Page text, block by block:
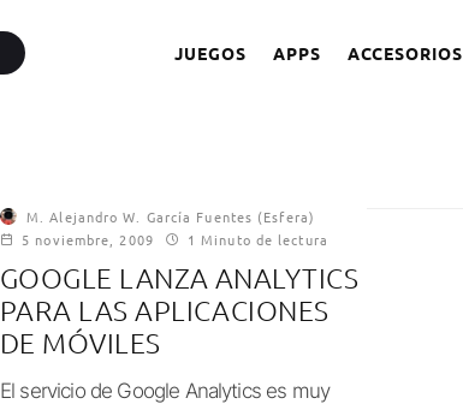
JUEGOS APPS ACCESORIOS
M. Alejandro W. García Fuentes (Esfera)
5 noviembre, 2009
1 Minuto de lectura
GOOGLE LANZA ANALYTICS
PARA LAS APLICACIONES
DE MÓVILES
El servicio de Google Analytics es muy